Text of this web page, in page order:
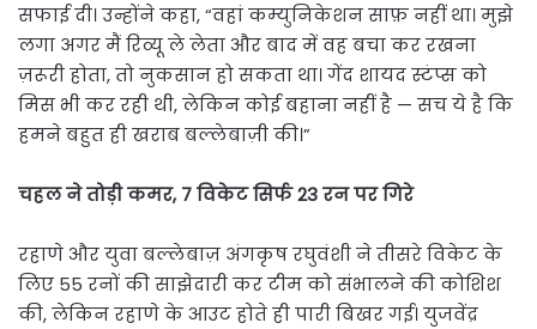
सफाई दी। उन्होंने कहा, “वहां कम्युनिकेशन साफ़ नहीं था। मुझे
लगा अगर मैं रिव्यू ले लेता और बाद में वह बचा कर रखना
ज़रूरी होता, तो नुकसान हो सकता था। गेंद शायद स्टंप्स को
मिस भी कर रही थी, लेकिन कोई बहाना नहीं है — सच ये है कि
हमने बहुत ही खराब बल्लेबाज़ी की।”
चहल ने तोड़ी कमर, 7 विकेट सिर्फ 23 रन पर गिरे
रहाणे और युवा बल्लेबाज़ अंगकृष रघुवंशी ने तीसरे विकेट के
लिए 55 रनों की साझेदारी कर टीम को संभालने की कोशिश
की, लेकिन रहाणे के आउट होते ही पारी बिखर गई। युजवेंद्र